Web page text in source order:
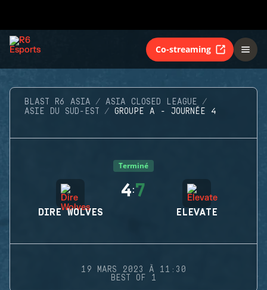
Co-streaming
BLAST R6 ASIA
ASIA CLOSED LEAGUE
ASIE DU SUD-EST
GROUPE A - JOURNÉE 4
Terminé
DIRE WOLVES
4:7
ELEVATE
19 MARS 2023 À 11:30
BEST OF 1